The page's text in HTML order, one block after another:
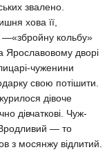
звалено.
хова її,
кольбу»
дворі
чуженини
свою потішити.
дівоче
дівчаткові. Чуж-
Вродливий — то
з мосянжу відлитий.